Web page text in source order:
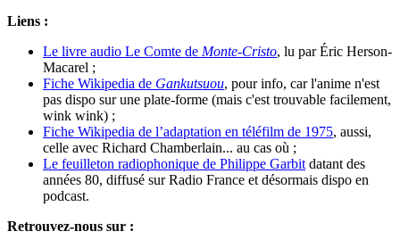
Liens :
Le livre audio Le Comte de Monte-Cristo, lu par Éric Herson-
Macarel ;
Fiche Wikipedia de Gankutsuou, pour info, car l'anime n'est
pas dispo sur une plate-forme (mais c'est trouvable facilement,
wink wink) ;
Fiche Wikipedia de l’adaptation en téléfilm de 1975, aussi,
celle avec Richard Chamberlain... au cas où ;
Le feuilleton radiophonique de Philippe Garbit datant des
années 80, diffusé sur Radio France et désormais dispo en
podcast.
Retrouvez-nous sur :